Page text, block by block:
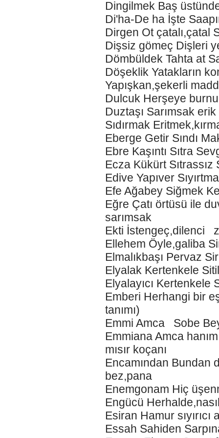
Dingilmek Baş
Di'ha-De ha İşte
Dirgen Ot çatalı,çatal
Dişsiz gömeç Dişleri
Dömbüldek Tahta at
Döşeklik Yatakların
Yapışkan,şekerli
Dulcuk Herşeye
Duztaşı Sarımsak
Sıdırmak
Eberge Getir Sındı
Ebre Kaşıntı Sıtra
Ecza Kükürt
Edive Yapıver
Efe Ağabey Siğmek
Eğre Çatı örtüsü ile
sarımsak
Ekti İstengeç,dilenci
Ellehem Öyle,galiba
Elmalıkbaşı Pervaz
Elyalak Kertenkele
Elyalayıcı
Emberi Herhangi bir
tanımı)
Emmi Amca Sobe
Emmiana Amca
mısır koçanı
Encamından Bundan
bez,pana
Enemgonam Hiç
Engücü
Esiran Hamur
Essah Sahiden